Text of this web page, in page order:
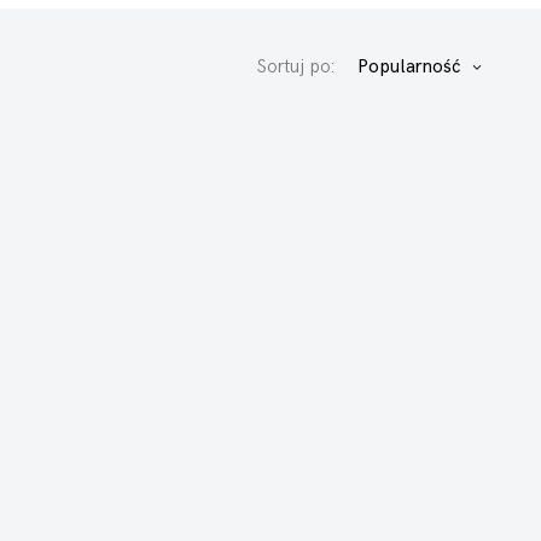
Sortuj po: Popularność